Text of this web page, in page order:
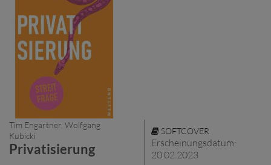
Tim Engartner, Wolfgang
Kubicki
Privatisierung
SOFTCOVER
Erscheinungsdatum:
20.02.2023